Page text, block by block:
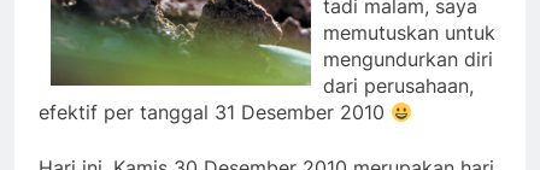
tadi malam, saya
memutuskan untuk
mengundurkan diri
dari perusahaan,
efektif per tanggal 31 Desember 2010